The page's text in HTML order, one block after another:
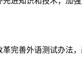
善外语测试办法，